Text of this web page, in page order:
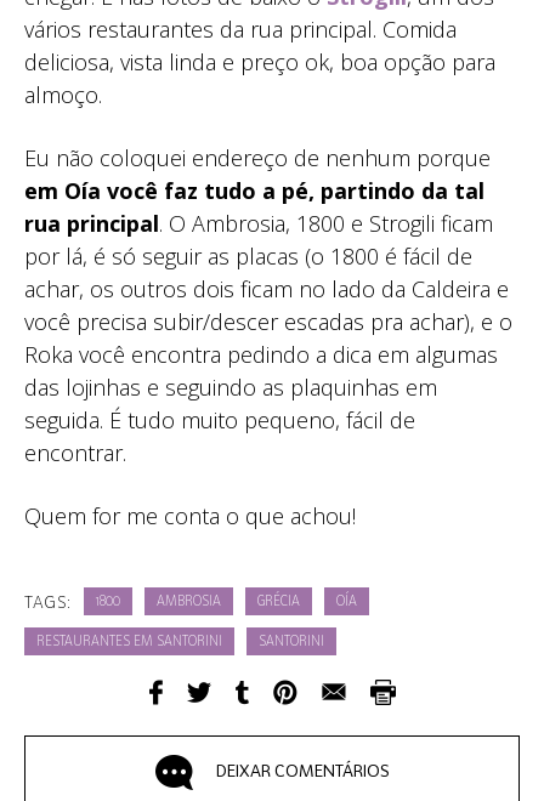
vários restaurantes da rua principal. Comida
deliciosa, vista linda e preço ok, boa opção para
almoço.
Eu não coloquei endereço de nenhum porque
em Oía você faz tudo a pé, partindo da tal
rua principal. O Ambrosia, 1800 e Strogili ficam
por lá, é só seguir as placas (o 1800 é fácil de
achar, os outros dois ficam no lado da Caldeira e
você precisa subir/descer escadas pra achar), e o
Roka você encontra pedindo a dica em algumas
das lojinhas e seguindo as plaquinhas em
seguida. É tudo muito pequeno, fácil de
encontrar.
Quem for me conta o que achou!
TAGS: 1800 AMBROSIA GRÉCIA OÍA
RESTAURANTES EM SANTORINI SANTORINI
DEIXAR COMENTÁRIOS